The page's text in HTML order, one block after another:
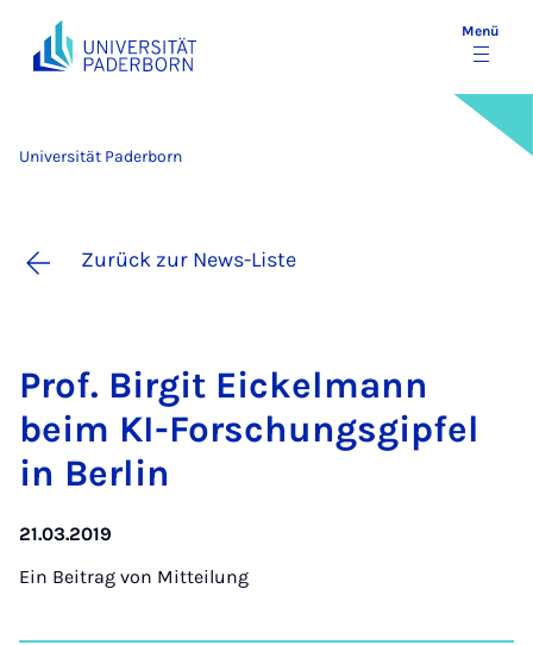
Menü
Universität Paderborn
Zurück zur News-Liste
Prof. Bir­git Ei­ckel­mann
beim KI-For­schungs­gip­fel
in Ber­lin
21.03.2019
Ein Beitrag von Mitteilung